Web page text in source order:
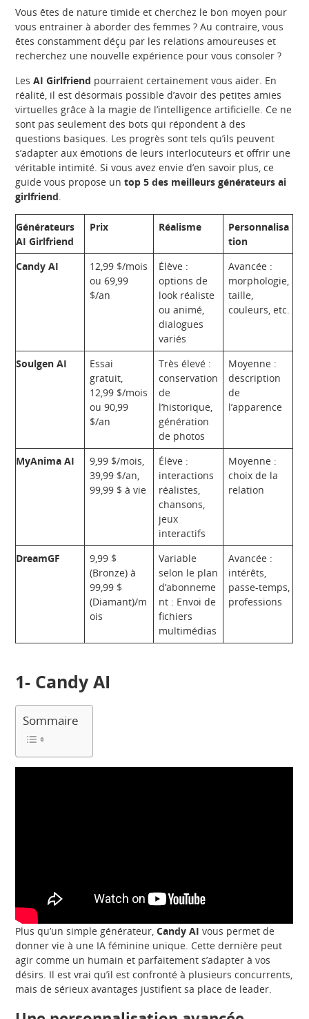
Vous êtes de nature timide et cherchez le bon moyen pour
vous entrainer à aborder des femmes ? Au contraire, vous
êtes constamment déçu par les relations amoureuses et
recherchez une nouvelle expérience pour vous consoler ?
LesAI Girlfriend pourraient certainement vous aider. En
réalité, il est désormais possible d’avoir des petites amies
virtuelles grâce à la magie de l’intelligence artificielle. Ce ne
sont pas seulement des bots qui répondent à des
questions basiques. Les progrès sont tels qu’ils peuvent
s’adapter aux émotions de leurs interlocuteurs et offrir une
véritable intimité. Si vous avez envie d’en savoir plus, ce
guide vous propose un top 5 des meilleurs générateurs ai
girlfriend.
Générateurs
AI Girlfriend
Prix Réalisme
Personnalisa
tion
Candy AI
12,99 $/mois
ou 69,99
$/an
Élève :
options de
look réaliste
ou animé,
dialogues
variés
Avancée :
morphologie,
taille,
couleurs, etc.
Soulgen AI
Essai
gratuit,
12,99 $/mois
ou 90,99
$/an
Très élevé :
conservation
de
l’historique,
génération
de photos
Moyenne :
description
de
l’apparence
MyAnima AI
9,99 $/mois,
39,99 $/an,
99,99 $ à vie
Élève :
interactions
réalistes,
chansons,
jeux
interactifs
Moyenne :
choix de la
relation
DreamGF
9,99 $
(Bronze) à
99,99 $
(Diamant)/m
ois
Variable
selon le plan
d’abonneme
nt : Envoi de
fichiers
multimédias
Avancée :
intérêts,
passe-temps,
professions
1- Candy AI
Sommaire
Plus qu’un simple générateur,Candy AI vous permet de
donner vie à une IA féminine unique. Cette dernière peut
agir comme un humain et parfaitement s’adapter à vos
désirs. Il est vrai qu’il est confronté à plusieurs concurrents,
mais de sérieux avantages justifient sa place de leader.